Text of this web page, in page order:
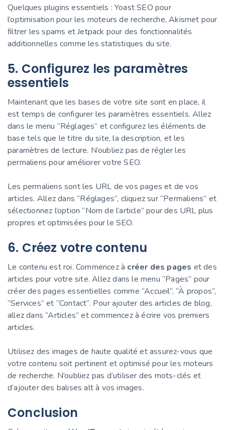
Quelques plugins essentiels : Yoast SEO pour
l’optimisation pour les moteurs de recherche, Akismet pour
filtrer les spams et Jetpack pour des fonctionnalités
additionnelles comme les statistiques du site.
5. Configurez les paramètres
essentiels
Maintenant que les bases de votre site sont en place, il
est temps de configurer les paramètres essentiels. Allez
dans le menu “Réglages” et configurez les éléments de
base tels que le titre du site, la description, et les
paramètres de lecture. N’oubliez pas de régler les
permaliens pour améliorer votre SEO.
Les permaliens sont les URL de vos pages et de vos
articles. Allez dans “Réglages”, cliquez sur “Permaliens” et
sélectionnez l’option “Nom de l’article” pour des URL plus
propres et optimisées pour le SEO.
6. Créez votre contenu
Le contenu est roi. Commencez à créer des pages et des
articles pour votre site. Allez dans le menu “Pages” pour
créer des pages essentielles comme “Accueil”, “À propos”,
“Services” et “Contact”. Pour ajouter des articles de blog,
allez dans “Articles” et commencez à écrire vos premiers
articles.
Utilisez des images de haute qualité et assurez-vous que
votre contenu soit pertinent et optimisé pour les moteurs
de recherche. N’oubliez pas d’utiliser des mots-clés et
d’ajouter des balises alt à vos images.
Conclusion